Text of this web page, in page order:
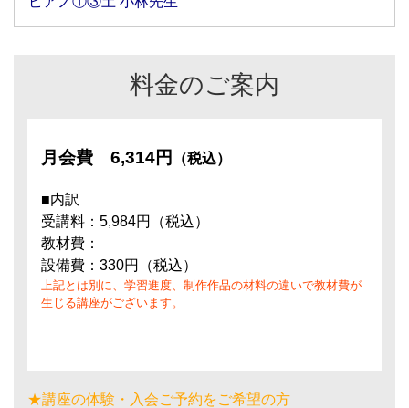
料金のご案内
月会費 6,314円 （税込）
■内訳
受講料：5,984円（税込）
教材費：
設備費：330円（税込）
上記とは別に、学習進度、制作作品の材料の違いで教材費が
生じる講座がございます。
★講座の体験・入会ご予約をご希望の方